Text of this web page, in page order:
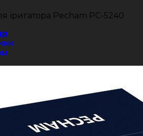
іригатора Pecham PC-5240